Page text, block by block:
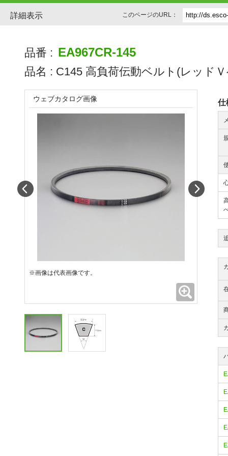
詳細表示 このページのURL：
品番 : EA967CR-145
品名 : C145 高負荷伝動ベルト(レッド
仕
ウェブカタログ画像
※画像は代表画像です。